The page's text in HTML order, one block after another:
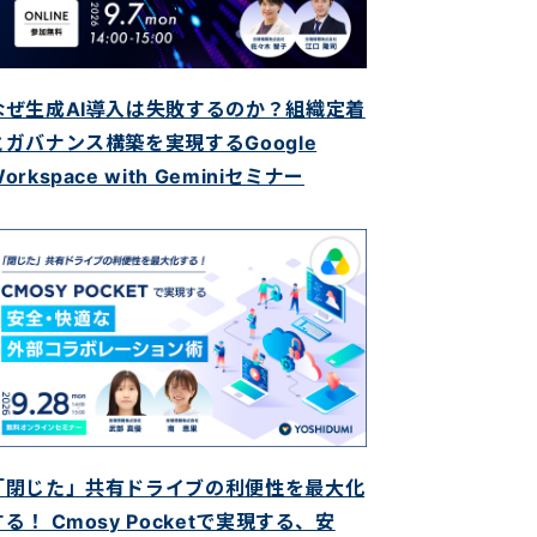
ぜ生成AI導入は失敗するのか？組織定着
ガバナンス構築を実現するGoogle
with Geminiセミナー
閉じた」共有ドライブの利便性を最大化
る！ Cmosy Pocketで実現する、安